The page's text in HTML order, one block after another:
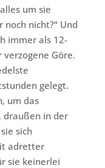
um sie
nicht?“ Und
immer als 12-
Göre.
gelegt.
um das
draußen in der
sich
adretter
sie keinerlei